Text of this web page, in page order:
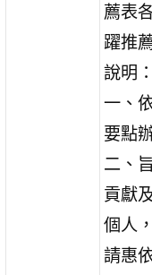
薦表
躍推
說明：
一、
要點
二、
貢獻
個人
請惠